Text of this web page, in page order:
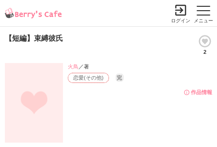
メニュー
ログイン
【短編】束縛彼氏
2
作品情報
恋愛(その他) 完
火鳥 ／著